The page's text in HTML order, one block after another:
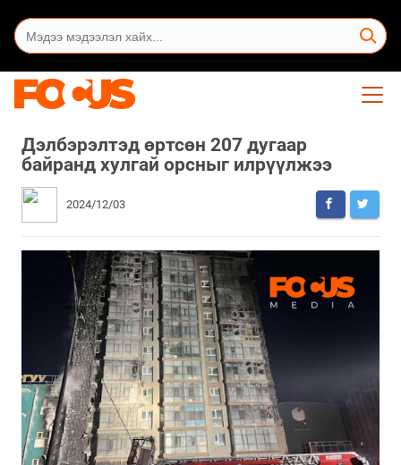
Дэлбэрэлтэд өртсөн 207 дугаар
байранд хулгай орсныг илрүүлжээ
2024/12/03